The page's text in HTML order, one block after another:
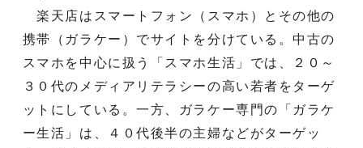
楽天店はスマートフォン（スマホ）とその他の
携帯（ガラケー）でサイトを分けている。中古の
スマホを中心に扱う「スマホ生活」では、２０～
３０代のメディアリテラシーの高い若者をターゲ
ットにしている。一方、ガラケー専門の「ガラケ
ー生活」は、４０代後半の主婦などがターゲッ